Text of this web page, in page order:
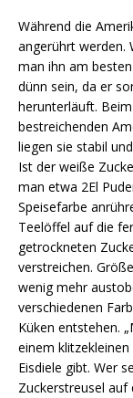
Während die
angerührt werden.
man ihn am
dünn sein, da er
herunterläuft.
bestreichenden
liegen sie stabil
Ist der weiße
man etwa 2El
Speisefarbe
Teelöffel auf die
getrockneten
verstreichen.
wenig mehr
verschiedenen
Küken entstehen.
einem
Eisdiele gibt. Wer
Zuckerstreusel auf